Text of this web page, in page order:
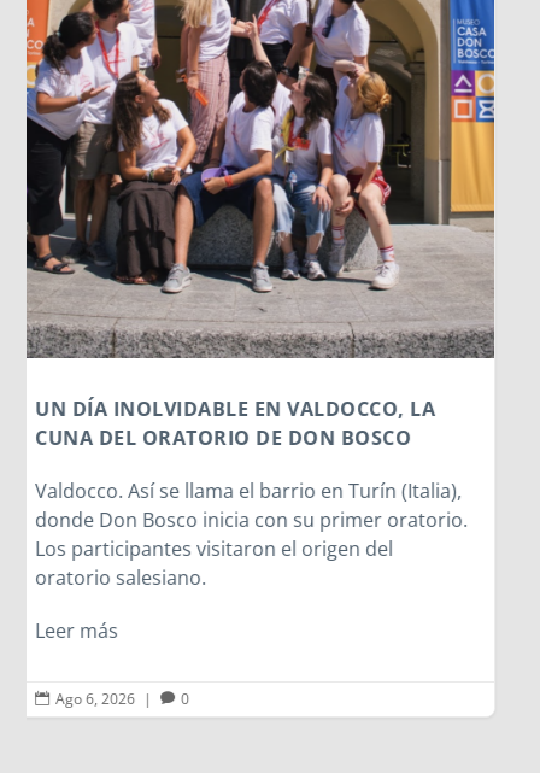
LOS DATOS BIOMÉTRICOS: NUESTRA
IDENTIDAD EN JUEGO
Cada vez que jugamos con la inteligencia
artificial subiendo nuestra imagen para generar
un avatar gracioso, en el fondo estamos
cediendo una parte de nuestra identidad. El
escaneo facial no es un simple pasatiempo
inofensivo; nuestra cara es una seña de
identidad...
Leer más
 Ago 6, 2026 |